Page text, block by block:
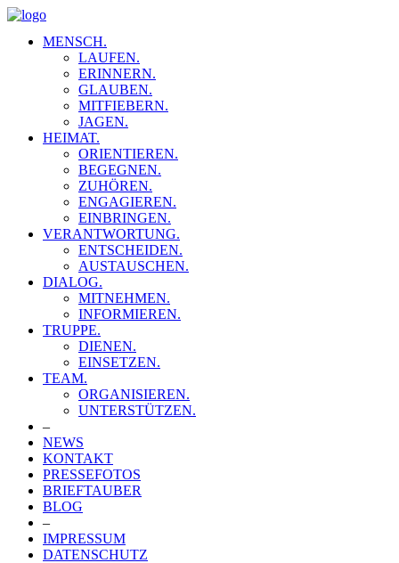
MENSCH.
LAUFEN.
ERINNERN.
GLAUBEN.
MITFIEBERN.
JAGEN.
HEIMAT.
ORIENTIEREN.
BEGEGNEN.
ZUHÖREN.
ENGAGIEREN.
EINBRINGEN.
VERANTWORTUNG.
ENTSCHEIDEN.
AUSTAUSCHEN.
DIALOG.
MITNEHMEN.
INFORMIEREN.
TRUPPE.
DIENEN.
EINSETZEN.
TEAM.
ORGANISIEREN.
UNTERSTÜTZEN.
–
NEWS
KONTAKT
PRESSEFOTOS
BRIEFTAUBER
BLOG
–
IMPRESSUM
DATENSCHUTZ